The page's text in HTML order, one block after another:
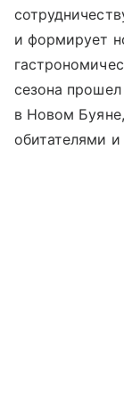
и формирует
сезона
в Новом
обитателями